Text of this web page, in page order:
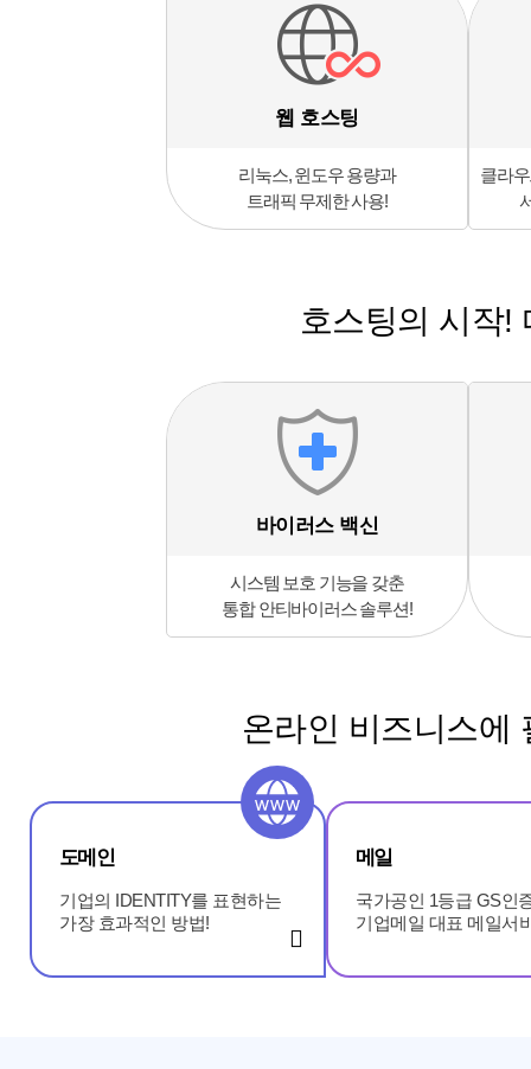
웹 호스팅
리눅스, 윈도우 용량과
트래픽 무제한 사용!
클라
호스팅의 시작!
바이러스 백신
시스템 보호 기능을 갖춘
통합 안티바이러스 솔루션!
온라인 비즈니스에
도메인
기업의 IDENTITY를 표현하는
가장 효과적인 방법!
메일
국가공인 1등급 GS인
기업메일 대표 메일서